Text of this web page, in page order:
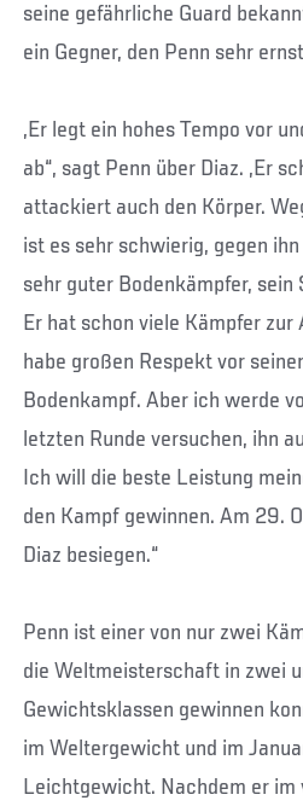
seine gefährliche Guard
ein Gegner, den Penn sehr
„Er legt ein hohes Tempo vor
ab“, sagt Penn über Diaz. „Er
attackiert auch den Körper.
ist es sehr schwierig, gegen
sehr guter Bodenkämpfer,
Er hat schon viele Kämpfer
habe großen Respekt vor
Bodenkampf. Aber ich werde
letzten Runde versuchen, ihn
Ich will die beste Leistung
den Kampf gewinnen. Am 29.
Diaz besiegen.“
Penn ist einer von nur zwei
die Weltmeisterschaft in zwei
Gewichtsklassen gewinnen
im Weltergewicht und im
Leichtgewicht. Nachdem er im